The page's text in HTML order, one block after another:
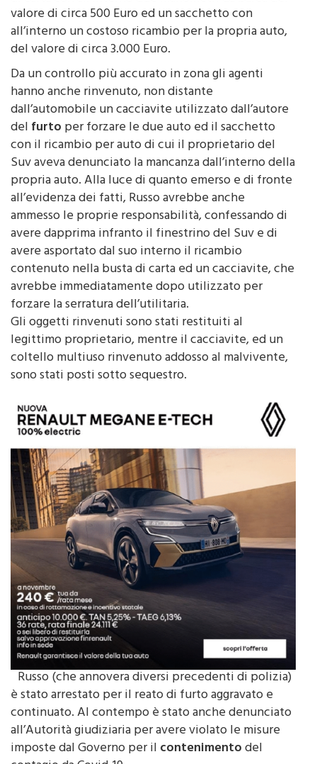
all’interno un costoso ricambio per la propria auto,
del valore di circa 3.000 Euro.
Da un controllo più accurato in zona gli agenti
hanno anche rinvenuto, non distante
dall’automobile un cacciavite utilizzato dall’autore
delfurtoper forzare le due auto ed il sacchetto
con il ricambio per auto di cui il proprietario del
Suv aveva denunciato la mancanza dall’interno della
propria auto. Alla luce di quanto emerso e di fronte
all’evidenza dei fatti, Russo avrebbe anche
ammesso le proprie responsabilità, confessando di
avere dapprima infranto il finestrino del Suv e di
avere asportato dal suo interno il ricambio
contenuto nella busta di carta ed un cacciavite, che
avrebbe immediatamente dopo utilizzato per
forzare la serratura dell’utilitaria.
Gli oggetti rinvenuti sono stati restituiti al
legittimo proprietario, mentre il cacciavite, ed un
coltello multiuso rinvenuto addosso al malvivente,
sono stati posti sotto sequestro.
Russo (che annovera diversi precedenti di polizia)
è stato arrestato per il reato di furto aggravato e
continuato. Al contempo è stato anche denunciato
all’Autorità giudiziaria per avere violato le misure
imposte dal Governo per ilcontenimentodel
contagio da Covid-19.